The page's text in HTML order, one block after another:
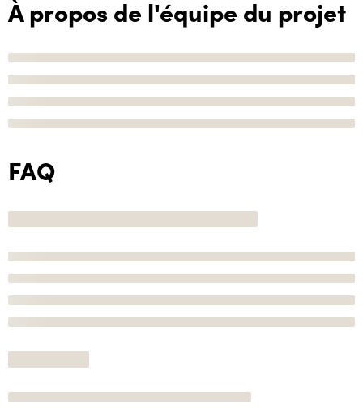
À propos de l'équipe du projet
FAQ